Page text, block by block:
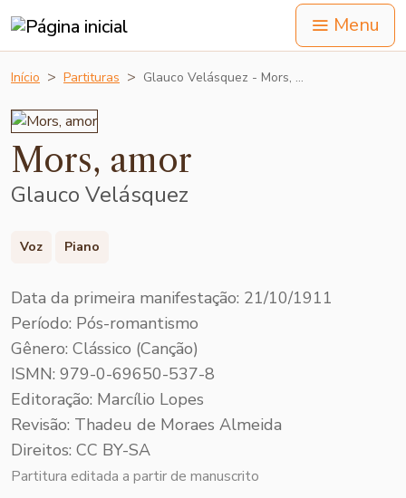
Menu
Início Partituras Glauco Velásquez - Mors, …
Mors, amor
Glauco Velásquez
Voz Piano
Data da primeira manifestação: 21/10/1911
Período: Pós-romantismo
Gênero: Clássico (Canção)
ISMN: 979-0-69650-537-8
Editoração: Marcílio Lopes
Revisão: Thadeu de Moraes Almeida
Direitos: CC BY-SA
Partitura editada a partir de manuscrito